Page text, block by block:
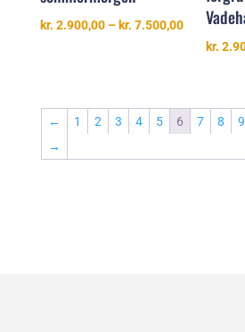
kr. 2.900,00 – kr. 7.500,00
kr. kr.
←
1 2 3 4 5 6 7 8 9
→